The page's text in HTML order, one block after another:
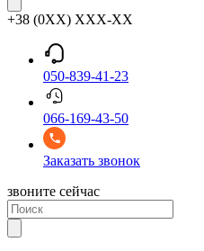
+38 (0XX) XXX-XX
050-839-41-23
066-169-43-50
Заказать звонок
звоните сейчас